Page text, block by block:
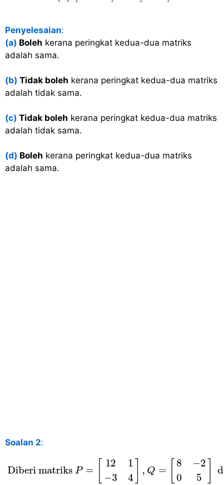
Penyelesaian:
(a) Boleh kerana peringkat kedua-dua matriks
adalah sama.
(b) Tidak boleh kerana peringkat kedua-dua matriks
adalah tidak sama.
(c) Tidak boleh kerana peringkat kedua-dua matriks
adalah tidak sama.
(d) Boleh kerana peringkat kedua-dua matriks
adalah sama.
Soalan 2:
Diberi matriks P =
12
1
−3 4
, Q =
8 −2
0
5
P=[12 − 3 [8− 5 ]